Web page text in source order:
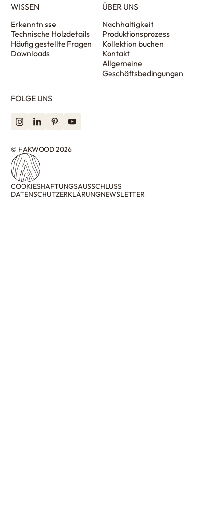
WISSEN
Erkenntnisse
Technische Holzdetails
Häufig gestellte Fragen
Downloads
ÜBER UNS
Nachhaltigkeit
Produktionsprozess
Kollektion buchen
Kontakt
Allgemeine
Geschäftsbedingungen
FOLGE UNS
© HAKWOOD 2026
COOKIESHAFTUNGSAUSSCHLUSS
DATENSCHUTZERKLÄRUNGNEWSLETTER